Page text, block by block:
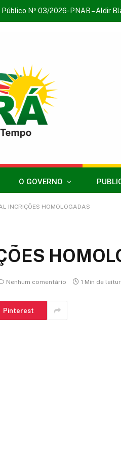
Público Nº 03/2026-PNAB – Aldir
O GOVERNO
INCRIÇÕES HOMOLOGADAS
Nenhum comentário 1 Min de
Pinterest